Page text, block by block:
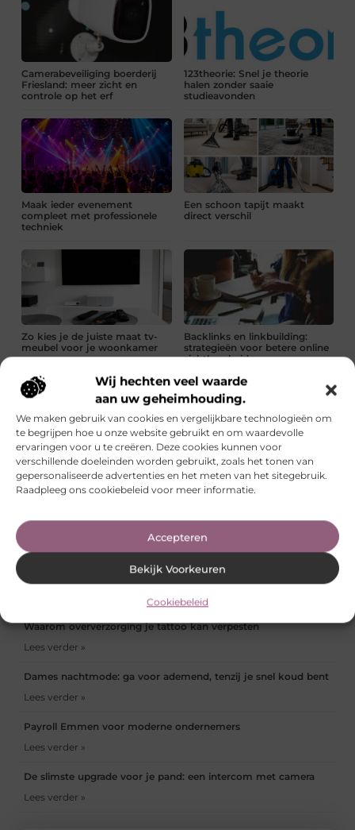
Wij hechten veel waarde
aan uw geheimhouding.
We maken gebruik van cookies en vergelijkbare technologieën om
te begrijpen hoe u onze website gebruikt en om waardevolle
ervaringen voor u te creëren. Deze cookies kunnen voor
verschillende doeleinden worden gebruikt, zoals het tonen van
gepersonaliseerde advertenties en het meten van het sitegebruik.
Raadpleeg ons cookiebeleid voor meer informatie.
Accepteren
Bekijk Voorkeuren
Cookiebeleid
Camerabeveiliging boerderij
Friesland: meer zicht en
controle op het erf
123theorie: Snel je theorie
halen zonder saaie
studieavonden
Maak ieder evenement
compleet met professionele
techniek
Een schoon tapijt maakt
direct verschil
Zo kies je de juiste maat tv-
meubel voor je woonkamer
Backlinks en linkbuilding:
strategieën voor betere online
zichtbaarheid
Klein sloepje kopen voor
comfortabel vaarplezier
Stralend en gezond: De
voordelen van olie voor je
huid
Technische SEO voor beginners
Lees verder »
Een interieur kiezen dat past bij je ruimte en gebruik
Waarom oververzorging je tattoo kan verpesten
Lees verder »
Dames nachtmode: ga voor ademend, tenzij je snel koud bent
Lees verder »
Payroll Emmen voor moderne ondernemers
Lees verder »
De slimste upgrade voor je pand: een intercom met camera
Lees verder »